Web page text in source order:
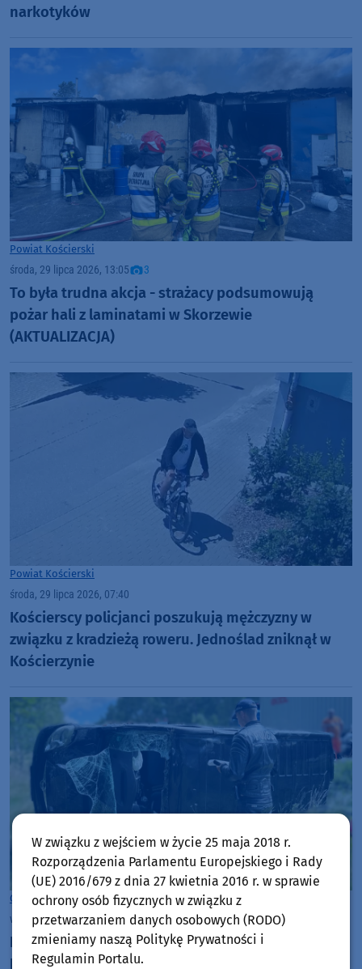
narkotyków
Powiat Kościerski
środa, 29 lipca 2026, 13:05 3
To była trudna akcja - strażacy podsumowują
pożar hali z laminatami w Skorzewie
(AKTUALIZACJA)
Powiat Kościerski
środa, 29 lipca 2026, 07:40
Kościerscy policjanci poszukują mężczyzny w
związku z kradzieżą roweru. Jednoślad zniknął w
Kościerzynie
Gmina Kościerzyna
wtorek, 28 lipca 2026, 16:26
Dachowanie busa na krajowej dwudziestce w
Kłobuczynie w powiecie kościerskim. Kierująca
W związku z wejściem w życie 25 maja 2018 r.
Rozporządzenia Parlamentu Europejskiego i Rady
(UE) 2016/679 z dnia 27 kwietnia 2016 r. w sprawie
ochrony osób fizycznych w związku z
przetwarzaniem danych osobowych (RODO)
zmieniamy naszą Politykę Prywatności i
Regulamin Portalu.